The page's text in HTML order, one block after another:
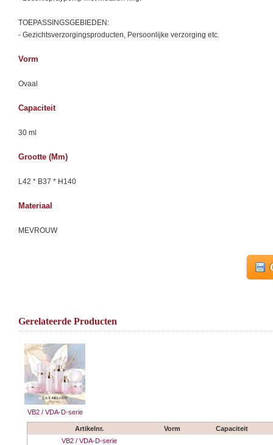
TOEPASSINGSGEBIEDEN:
- Gezichtsverzorgingsproducten, Persoonlijke verzorging etc.
Vorm
Ovaal
Capaciteit
30 ml
Grootte (mm)
L42 * B37 * H140
Materiaal
MEVROUW
Gerelateerde Producten
VB2 / VDA-D-serie
Artikelnr. Vorm
Capaciteit
VB2 / VDA-D-serie